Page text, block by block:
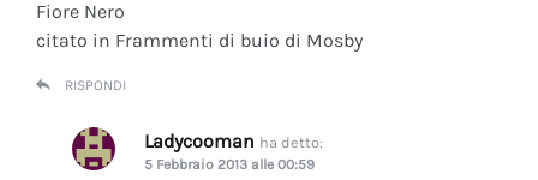
Fiore Nero
citato in Frammenti di buio di Mosby
RISPONDI
Ladycooman ha detto:
5 Febbraio 2013 alle 00:59